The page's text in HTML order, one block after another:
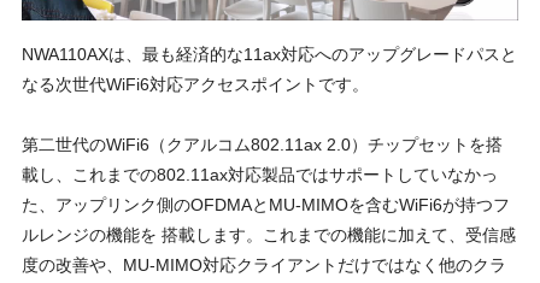
NWA110AXは、最も経済的な11ax対応へのアップグレードパスと
なる次世代WiFi6対応アクセスポイントです。
第二世代のWiFi6（クアルコム802.11ax 2.0）チップセットを搭
載し、これまでの802.11ax対応製品ではサポートしていなかっ
た、アップリンク側のOFDMAとMU-MIMOを含むWiFi6が持つフ
ルレンジの機能を 搭載します。これまでの機能に加えて、受信感
度の改善や、MU-MIMO対応クライアントだけではなく他のクラ